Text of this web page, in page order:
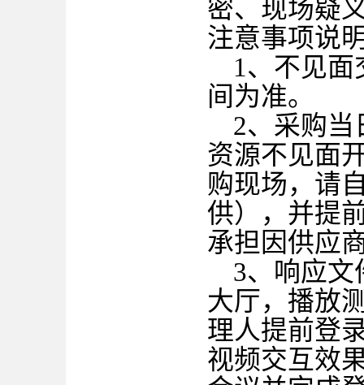
密、现场疑
注意事项说
1、不见
间为准。
2、采购当
资源不见面
购现场，请
供），并提
承担因供应
3、响应文
大厅，播放
理人提前登
视频交互效